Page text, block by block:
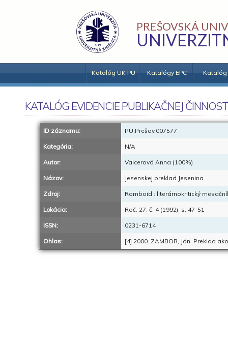
PREŠOVSKÁ
Katalóg UK PU Katalógy EPC Katalóg
KATALÓG EVIDENCIE PUBLIKAČNEJ
ID záznamu: PU.Prešov.007577
Kategória: N/A
Autor: Valcerová Anna (100%)
Názov: Jesenskej preklad Jesenina
Zdroj: Romboid : literárnokritický
Lokácia: Roč. 27, č. 4 (1992), s. 47-51
ISSN: 0231-6714
Ohlas: [4] 2000. ZAMBOR, Ján. Preklad